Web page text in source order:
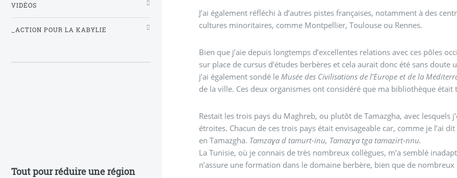
J’ai également réfléchi à d’autres pistes françaises, notamment à des
cultures minoritaires, comme Montpellier, Toulouse ou Rennes.
Bien que j’aie depuis longtemps d’excellentes relations avec ces pôles
sur place de cursus d’études berbères et cela aurait donc été sans
j’ai également sondé le Musée des Civilisations de l’Europe et de la
de la ville. Ces deux organismes ont considéré que ma bibliothèque
Restait les trois pays du Maghreb, ou plutôt de Tamazgha, avec
étroites. Chacun de ces trois pays était envisageable car, comme je l’ai
en Tamazgha. Tamzaɣa d tamurt-inu, Tamazɣa tga tamazirt-nnu.
La Tunisie, où je connais de très nombreux collègues, m’a semblé
n’assure une formation dans le domaine berbère, bien que de
VIDÉOS
_ACTION POUR LA KABYLIE
Tout pour réduire une région